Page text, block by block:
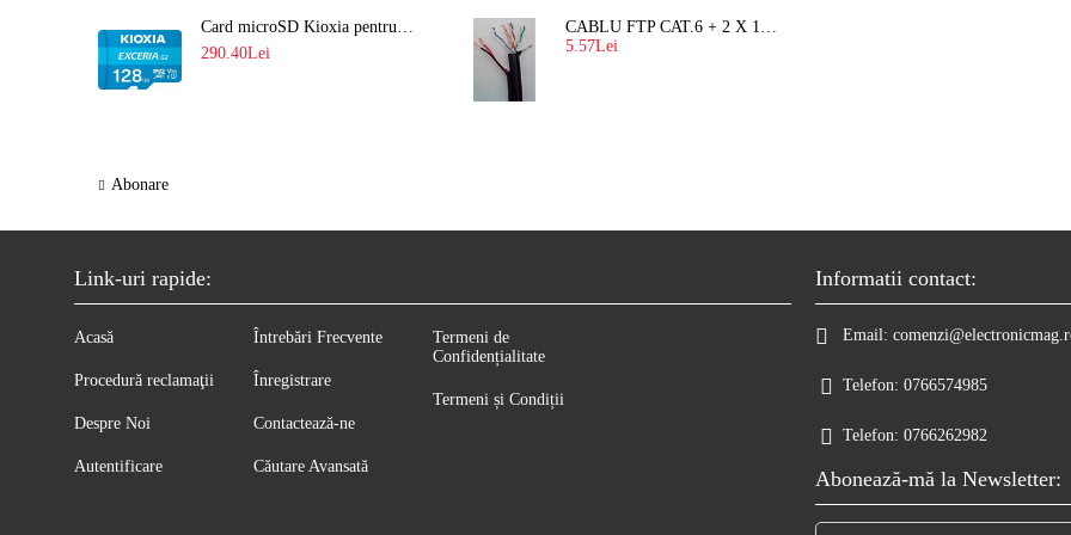
Card microSD Kioxia pentru CCTV cu capacitate memorie 128GB Ultra HD 4K LMEX2L128GG2
290.40Lei
Abonare
CABLU FTP CAT.6 + 2 X 1.5 MM2 ( LITAT ) CU SUFA
5.57Lei
Link-uri rapide:
Acasă
Procedură reclamaţii
Despre Noi
Autentificare
Întrebări Frecvente
Înregistrare
Contactează-ne
Căutare Avansată
Termeni de
Confidențialitate
Termeni și Condiții
Informatii contact:
Email:
Telefon: 0766574985
Telefon: 0766262982
Abonează-mă la Newsletter: